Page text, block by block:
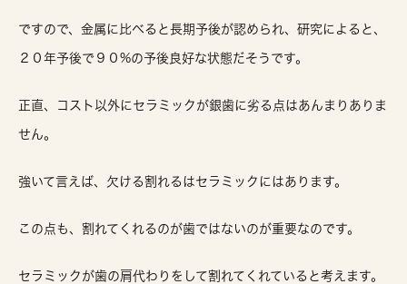
ですので、金属に比べると長期予後が認められ、研究によると、
２０年予後で９０%の予後良好な状態だそうです。
正直、コスト以外にセラミックが銀歯に劣る点はあんまりありま
せん。
強いて言えば、欠ける割れるはセラミックにはあります。
この点も、割れてくれるのが歯ではないのが重要なのです。
セラミックが歯の肩代わりをして割れてくれていると考えます。